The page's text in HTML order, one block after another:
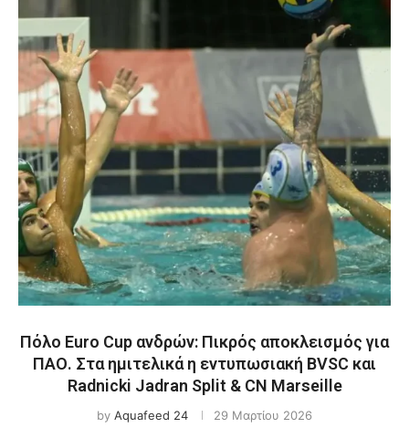
Πόλο Euro Cup ανδρών: Πικρός αποκλεισμός για
ΠΑΟ. Στα ημιτελικά η εντυπωσιακή BVSC και
Radnicki Jadran Split & CN Marseille
by Aquafeed 24 29 Μαρτίου 2026